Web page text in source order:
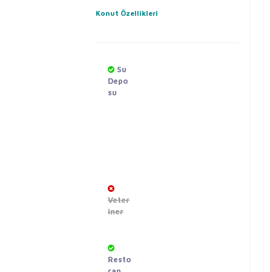
Konut Özellikleri
Su
Depo
su
Veter
iner
Resto